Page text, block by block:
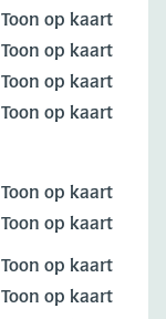
Toon op kaart
Toon op kaart
Toon op kaart
Toon op kaart
Toon op kaart
Toon op kaart
Toon op kaart
Toon op kaart